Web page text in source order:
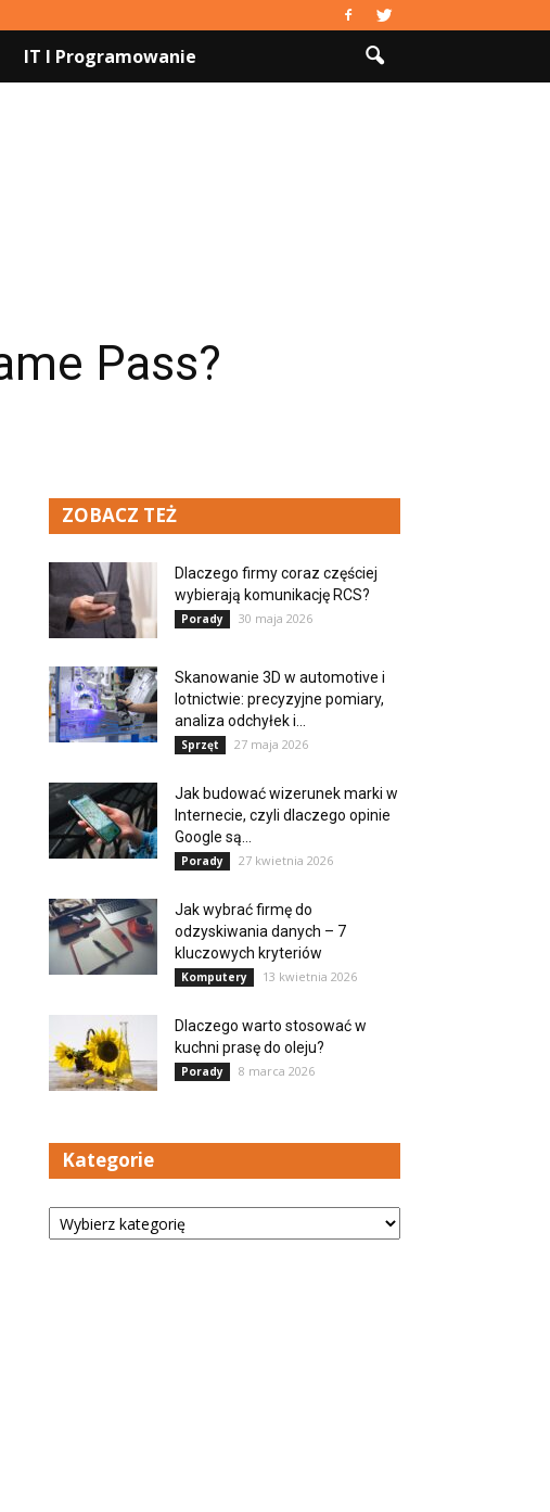
IT I Programowanie
Pass?
ZOBACZ TEŻ
Dlaczego firmy coraz częściej
wybierają komunikację RCS?
Porady 30 maja 2026
Skanowanie 3D w automotive i
lotnictwie: precyzyjne pomiary,
analiza odchyłek i...
Sprzęt 27 maja 2026
Jak budować wizerunek marki w
Internecie, czyli dlaczego opinie
Google są...
Porady 27 kwietnia 2026
Jak wybrać firmę do
odzyskiwania danych – 7
kluczowych kryteriów
Komputery 13 kwietnia 2026
Dlaczego warto stosować w
kuchni prasę do oleju?
Porady 8 marca 2026
Kategorie
Kategorie